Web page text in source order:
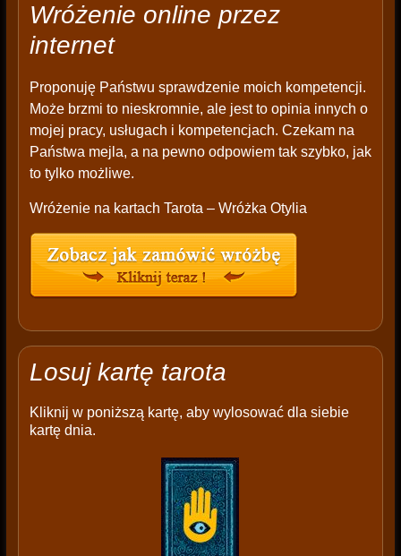
Wróżenie online przez
internet
Proponuję Państwu sprawdzenie moich kompetencji.
Może brzmi to nieskromnie, ale jest to opinia innych o
mojej pracy, usługach i kompetencjach. Czekam na
Państwa mejla, a na pewno odpowiem tak szybko, jak
to tylko możliwe.
Wróżenie na kartach Tarota – Wróżka Otylia
Losuj kartę tarota
Kliknij w poniższą kartę, aby wylosować dla siebie
kartę dnia.